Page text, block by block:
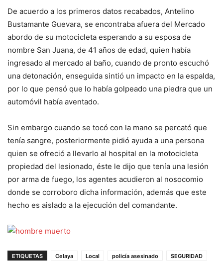
De acuerdo a los primeros datos recabados, Antelino
Bustamante Guevara, se encontraba afuera del Mercado
abordo de su motocicleta esperando a su esposa de
nombre San Juana, de 41 años de edad, quien había
ingresado al mercado al baño, cuando de pronto escuchó
una detonación, enseguida sintió un impacto en la espalda,
por lo que pensó que lo había golpeado una piedra que un
automóvil había aventado.
Sin embargo cuando se tocó con la mano se percató que
tenía sangre, posteriormente pidió ayuda a una persona
quien se ofreció a llevarlo al hospital en la motocicleta
propiedad del lesionado, éste le dijo que tenía una lesión
por arma de fuego, los agentes acudieron al nosocomio
donde se corroboro dicha información, además que este
hecho es aislado a la ejecución del comandante.
ETIQUETAS Celaya Local policía asesinado SEGURIDAD